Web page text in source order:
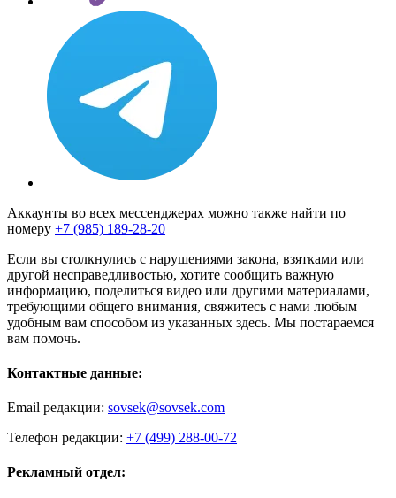
Аккаунты во всех мессенджерах можно также найти по
номеру +7 (985) 189-28-20
Если вы столкнулись с нарушениями закона, взятками или
другой несправедливостью, хотите сообщить важную
информацию, поделиться видео или другими материалами,
требующими общего внимания, свяжитесь с нами любым
удобным вам способом из указанных здесь. Мы постараемся
вам помочь.
Контактные данные:
Email редакции: sovsek@sovsek.com
Телефон редакции: +7 (499) 288-00-72
Рекламный отдел: